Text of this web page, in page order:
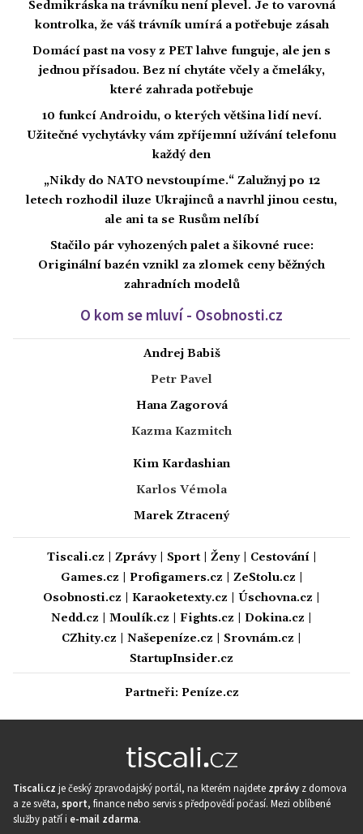
Sedmikráska na trávníku není plevel. Je to varovná
kontrolka, že váš trávník umírá a potřebuje zásah
Domácí past na vosy z PET lahve funguje, ale jen s
jednou přísadou. Bez ní chytáte včely a čmeláky,
které zahrada potřebuje
10 funkcí Androidu, o kterých většina lidí neví.
Užitečné vychytávky vám zpříjemní užívání telefonu
každý den
„Nikdy do NATO nevstoupíme.“ Zalužnyj po 12
letech rozhodil iluze Ukrajinců a navrhl jinou cestu,
ale ani ta se Rusům nelíbí
Stačilo pár vyhozených palet a šikovné ruce:
Originální bazén vznikl za zlomek ceny běžných
zahradních modelů
O kom se mluví - Osobnosti.cz
Andrej Babiš
Petr Pavel
Hana Zagorová
Kazma Kazmitch
Kim Kardashian
Karlos Vémola
Marek Ztracený
Tiscali.cz Zprávy| Sport| Ženy| Cestování|
Games.cz
Profigamers.cz ZeStolu.cz
Osobnosti.cz
Karaoketexty.cz Úschovna.cz
Nedd.cz
Moulík.cz Fights.cz Dokina.cz
CZhity.cz
Našepeníze.cz Srovnám.cz
StartupInsider.cz
Partneři: Peníze.cz
Tiscali.cz je český zpravodajský portál, na kterém najdete zprávy z domova
a ze světa, sport, finance nebo servis s předpovědí počasí. Mezi oblíbené
služby patří i e-mail zdarma.